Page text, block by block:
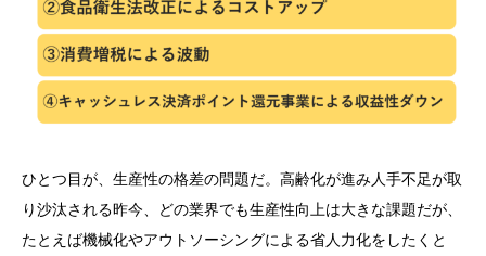
ひとつ目が、生産性の格差の問題だ。高齢化が進み人手不足が取
り沙汰される昨今、どの業界でも生産性向上は大きな課題だが、
たとえば機械化やアウトソーシングによる省人力化をしたくと